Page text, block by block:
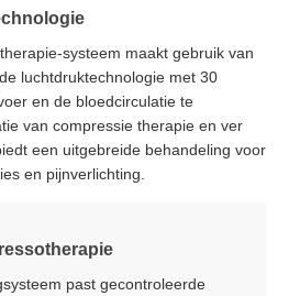
systeem maakt gebruik van
luchtdruktechnologie met 30
en de bloedcirculatie te
van compressie therapie en ver
een uitgebreide behandeling voor
en pijnverlichting.
past gecontroleerde